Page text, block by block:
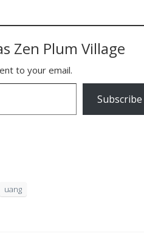
Zen Plum Village
to your email.
Subscribe
uang